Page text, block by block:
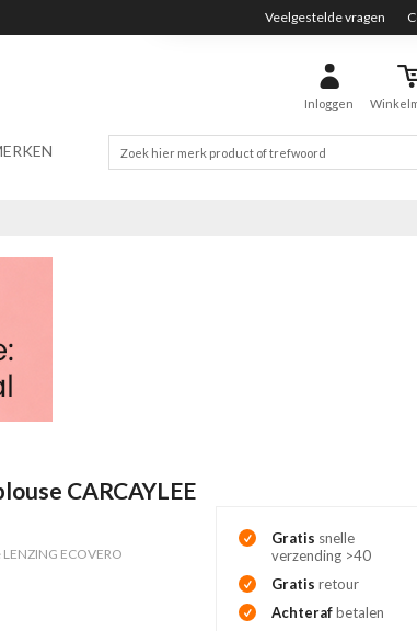
Veelgestelde vragen
Inloggen
CARCAYLEE
ECOVERO
Gratis snelle
verzending >40
Gratis retour
Achterafbetalen